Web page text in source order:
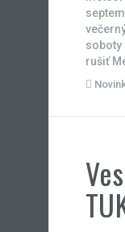
soboty
rušiť